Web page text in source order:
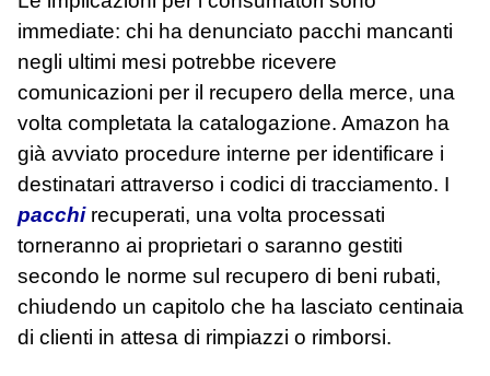
immediate: chi ha denunciato pacchi mancanti
negli ultimi mesi potrebbe ricevere
comunicazioni per il recupero della merce, una
volta completata la catalogazione. Amazon ha
già avviato procedure interne per identificare i
destinatari attraverso i codici di tracciamento. I
pacchirecuperati, una volta processati
torneranno ai proprietari o saranno gestiti
secondo le norme sul recupero di beni rubati,
chiudendo un capitolo che ha lasciato centinaia
di clienti in attesa di rimpiazzi o rimborsi.